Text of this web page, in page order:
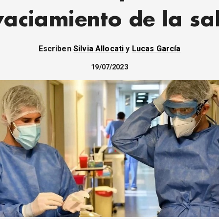
de la
Escriben Silvia Allocati y Lucas García
19/07/2023